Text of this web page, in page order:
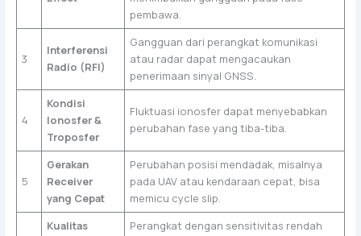
pembawa.
3
Interferensi
Radio (RFI)
Gangguan dari perangkat komunikasi
atau radar dapat mengacaukan
penerimaan sinyal GNSS.
4
Kondisi
Ionosfer &
Troposfer
Fluktuasi ionosfer dapat menyebabkan
perubahan fase yang tiba-tiba.
5
Gerakan
Receiver
yang Cepat
Perubahan posisi mendadak, misalnya
pada UAV atau kendaraan cepat, bisa
memicu cycle slip.
Kualitas
Perangkat dengan sensitivitas rendah